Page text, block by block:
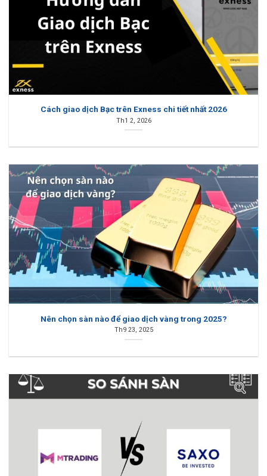
Cách giao dịch Bạc trên Exness chi tiết nhất 2026
Th1 2, 2026
Nên chọn sàn nào để giao dịch vàng trong 2025?
Th9 23, 2025